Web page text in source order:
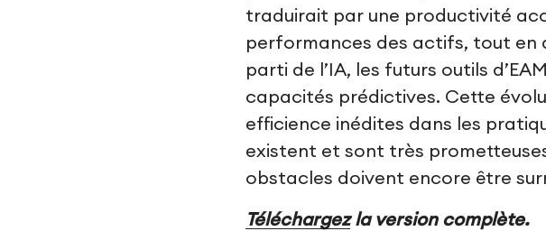
traduirait par une productivité
performances des actifs, tout en
parti de l’IA, les futurs outils
capacités prédictives. Cette
efficience inédites dans les
existent et sont très
obstacles doivent encore être
Téléchargezla version complète.